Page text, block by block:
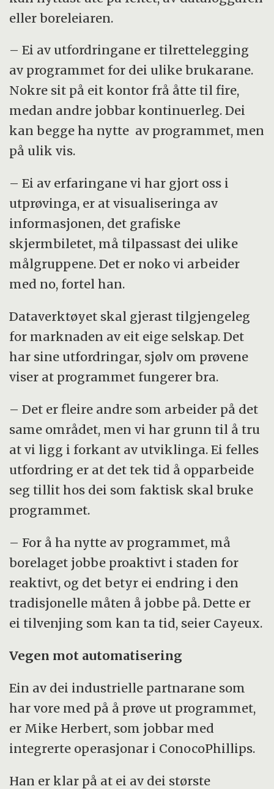
eller boreleiaren.
– Ei av utfordringane er tilrettelegging
av programmet for dei ulike brukarane.
Nokre sit på eit kontor frå åtte til fire,
medan andre jobbar kontinuerleg. Dei
kan begge ha nytte av programmet, men
på ulik vis.
– Ei av erfaringane vi har gjort oss i
utprøvinga, er at visualiseringa av
informasjonen, det grafiske
skjermbiletet, må tilpassast dei ulike
målgruppene. Det er noko vi arbeider
med no, fortel han.
Dataverktøyet skal gjerast tilgjengeleg
for marknaden av eit eige selskap. Det
har sine utfordringar, sjølv om prøvene
viser at programmet fungerer bra.
– Det er fleire andre som arbeider på det
same området, men vi har grunn til å tru
at vi ligg i forkant av utviklinga. Ei felles
utfordring er at det tek tid å opparbeide
seg tillit hos dei som faktisk skal bruke
programmet.
– For å ha nytte av programmet, må
borelaget jobbe proaktivt i staden for
reaktivt, og det betyr ei endring i den
tradisjonelle måten å jobbe på. Dette er
ei tilvenjing som kan ta tid, seier Cayeux.
Vegen mot automatisering
Ein av dei industrielle partnarane som
har vore med på å prøve ut programmet,
er Mike Herbert, som jobbar med
integrerte operasjonar i ConocoPhillips.
Han er klar på at ei av dei største